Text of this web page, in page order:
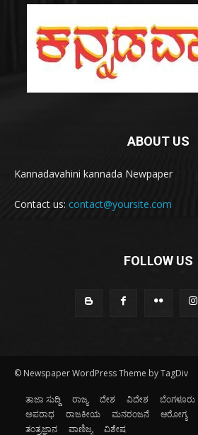
ABOUT US
Kannadavahini kannada Newpaper
Contact us: contact@yoursite.com
FOLLOW US
© Newspaper WordPress Theme by TagDiv
ತಾಜಾ ಸುದ್ದಿ ರಾಜ್ಯ ದೇಶ ವಿದೇಶ ಬೆಂಗಳೂರು
ಅಪರಾಧ
ರಾಜಕೀಯ ಮನರಂಜನೆ ಆರೋಗ್ಯ
ತಂತ್ರಜ್ಞಾನ
ವಾಣಿಜ್ಯ ವಿಶೇಷ